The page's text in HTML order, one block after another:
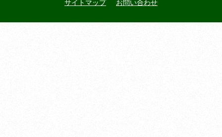
サイトマップ お問い合わせ